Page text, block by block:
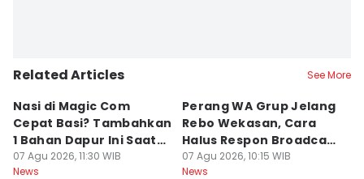
Related Articles See More
Nasi di Magic Com
Cepat Basi? Tambahkan
1 Bahan Dapur Ini Saat
Menanak, Awet 2 Hari
07 Agu 2026, 11:30 WIB
News
Perang WA Grup Jelang
Rebo Wekasan, Cara
Halus Respon Broadcast
Parno
07 Agu 2026, 10:15 WIB
News